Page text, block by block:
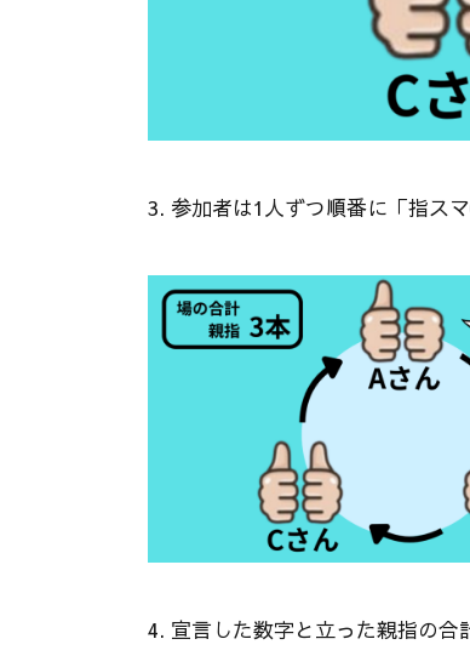
3. 参加者は1人ずつ順番に「指ス
4. 宣言した数字と立った親指の合